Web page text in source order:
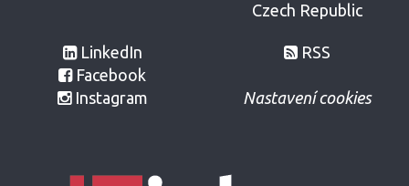
LinkedIn
Facebook
Instagram
Czech Republic
RSS
Nastavení cookies